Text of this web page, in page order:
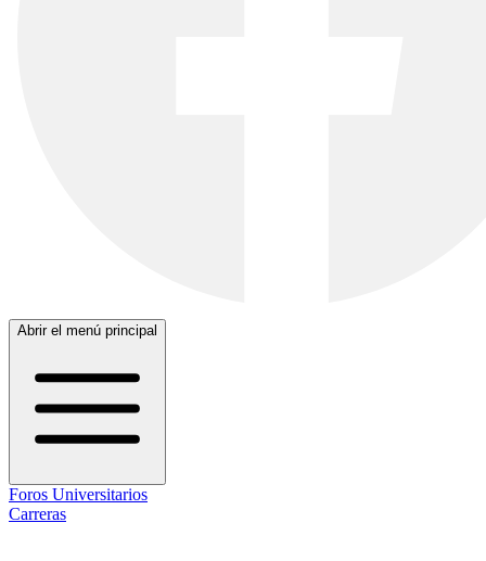
Abrir el menú principal
Foros Universitarios
Carreras